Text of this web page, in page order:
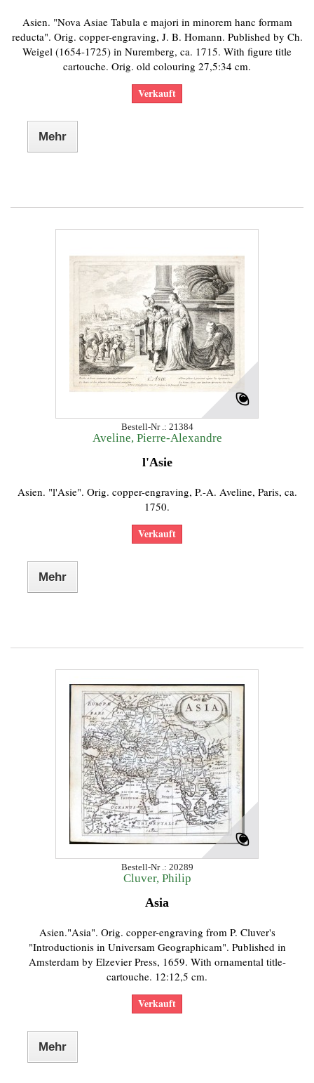
Asien. "Nova Asiae Tabula e majori in minorem hanc formam
reducta". Orig. copper-engraving, J. B. Homann. Published by Ch.
Weigel (1654-1725) in Nuremberg, ca. 1715. With figure title
cartouche. Orig. old colouring 27,5:34 cm.
Verkauft
Mehr
Bestell-Nr .: 21384
Aveline, Pierre-Alexandre
l'Asie
Asien. "l'Asie". Orig. copper-engraving, P.-A. Aveline, Paris, ca.
1750.
Verkauft
Mehr
Bestell-Nr .: 20289
Cluver, Philip
Asia
Asien."Asia". Orig. copper-engraving from P. Cluver's
"Introductionis in Universam Geographicam". Published in
Amsterdam by Elzevier Press, 1659. With ornamental title-
cartouche. 12:12,5 cm.
Verkauft
Mehr